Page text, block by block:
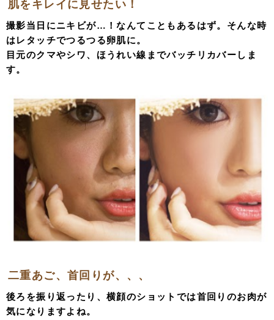
肌をキレイに見せたい！
撮影当日にニキビが…！なんてこともあるはず。そんな時
はレタッチでつるつる卵肌に。
目元のクマやシワ、ほうれい線までバッチリカバーしま
す。
二重あご、首回りが、、、
後ろを振り返ったり、横顔のショットでは首回りのお肉が
気になりますよね。